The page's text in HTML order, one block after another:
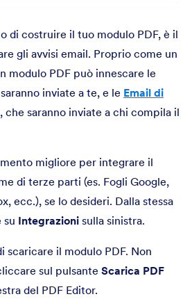
di costruire il tuo modulo PDF, è il
gli avvisi email. Proprio come un
modulo PDF può innescare le
inviate a te, e le Email di
, che saranno inviate a chi compila il
migliore per integrare il
di terze parti (es. Fogli Google,
ecc.), se lo desideri. Dalla stessa
su Integrazioni sulla sinistra.
scaricare il modulo PDF. Non
sul pulsante Scarica PDF
del PDF Editor.